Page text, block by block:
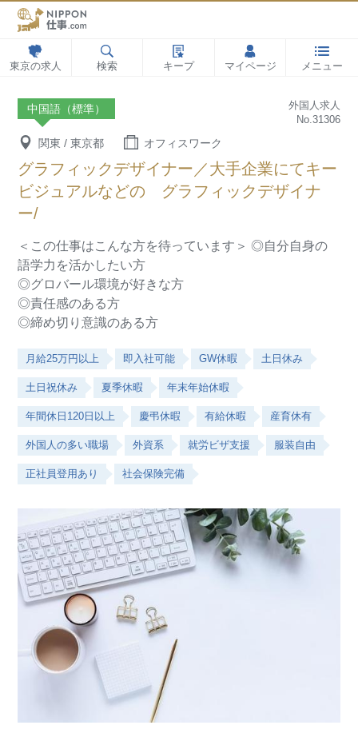
東京の求人 検索 キープ マイページ メニュー
中国語（標準）
外国人求人
No.31306
関東 / 東京都 オフィスワーク
グラフィックデザイナー／大手企業にてキー
ビジュアルなどの グラフィックデザイナ
ー/
＜この仕事はこんな方を待っています＞ ◎自分自身の
語学力を活かしたい方
◎グロバール環境が好きな方
◎責任感のある方
◎締め切り意識のある方
月給25万円以上 即入社可能 GW休暇 土日休み
土日祝休み 夏季休暇 年末年始休暇
年間休日120日以上 慶弔休暇 有給休暇 産育休有
外国人の多い職場 外資系 就労ビザ支援 服装自由
正社員登用あり 社会保険完備